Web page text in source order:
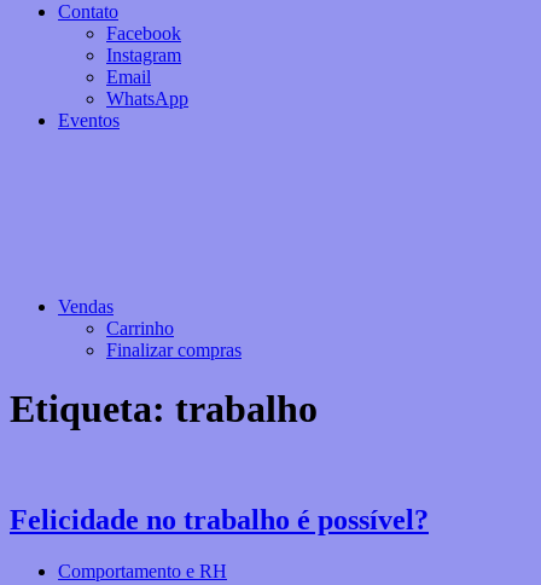
Contato
Facebook
Instagram
Email
WhatsApp
Eventos
Vendas
Carrinho
Finalizar compras
Etiqueta: trabalho
Felicidade no trabalho é possível?
Comportamento e RH